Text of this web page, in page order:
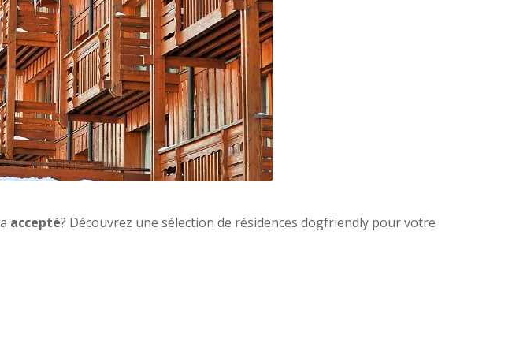
accepté? Découvrez une sélection de résidences dogfriendly pour votre